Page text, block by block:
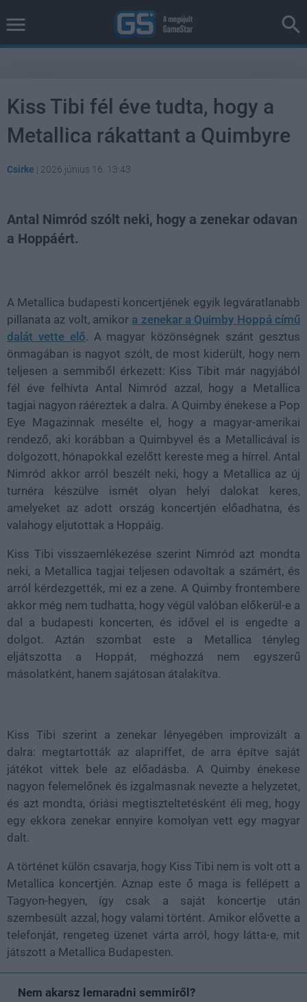
Kiss Tibi fél éve tudta, hogy a
Metallica rákattant a Quimbyre
Csirke | 2026 június 16. 13:43
Antal Nimród szólt neki, hogy a zenekar odavan
a Hoppáért.
A Metallica budapesti koncertjének egyik legváratlanabb
pillanata az volt, amikor a zenekar a Quimby Hoppá című
dalát vette elő. A magyar közönségnek szánt gesztus
önmagában is nagyot szólt, de most kiderült, hogy nem
teljesen a semmiből érkezett: Kiss Tibit már nagyjából
fél éve felhívta Antal Nimród azzal, hogy a Metallica
tagjai nagyon ráéreztek a dalra. A Quimby énekese a Pop
Eye Magazinnak mesélte el, hogy a magyar-amerikai
rendező, aki korábban a Quimbyvel és a Metallicával is
dolgozott, hónapokkal ezelőtt kereste meg a hírrel. Antal
Nimród akkor arról beszélt neki, hogy a Metallica az új
turnéra készülve ismét olyan helyi dalokat keres,
amelyeket az adott ország koncertjén előadhatna, és
valahogy eljutottak a Hoppáig.
Kiss Tibi visszaemlékezése szerint Nimród azt mondta
neki, a Metallica tagjai teljesen odavoltak a számért, és
arról kérdezgették, mi ez a zene. A Quimby frontembere
akkor még nem tudhatta, hogy végül valóban előkerül-e a
dal a budapesti koncerten, és idővel el is engedte a
dolgot. Aztán szombat este a Metallica tényleg
eljátszotta a Hoppát, méghozzá nem egyszerű
másolatként, hanem sajátosan átalakítva.
Kiss Tibi szerint a zenekar lényegében improvizált a
dalra: megtartották az alapriffet, de arra építve saját
játékot vittek bele az előadásba. A Quimby énekese
nagyon felemelőnek és izgalmasnak nevezte a helyzetet,
és azt mondta, óriási megtiszteltetésként éli meg, hogy
egy ekkora zenekar ennyire komolyan vett egy magyar
dalt.
A történet külön csavarja, hogy Kiss Tibi nem is volt ott a
Metallica koncertjén. Aznap este ő maga is fellépett a
Tagyon-hegyen, így csak a saját koncertje után
szembesült azzal, hogy valami történt. Amikor elővette a
telefonját, rengeteg üzenet várta arról, hogy látta-e, mit
játszott a Metallica Budapesten.
Nem akarsz lemaradni semmiről?